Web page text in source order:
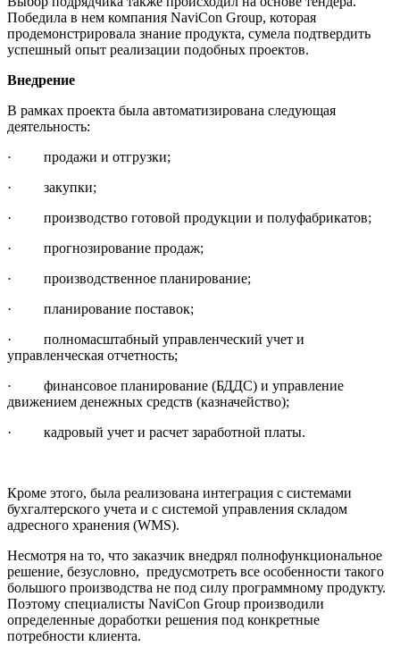
Победила в нем компания NaviCon Group, которая
продемонстрировала знание продукта, сумела подтвердить
успешный опыт реализации подобных проектов.
Внедрение
В рамках проекта была автоматизирована следующая
деятельность:
· продажи и отгрузки;
· закупки;
· производство готовой продукции и полуфабрикатов;
· прогнозирование продаж;
· производственное планирование;
· планирование поставок;
· полномасштабный управленческий учет и
управленческая отчетность;
· финансовое планирование (БДДС) и управление
движением денежных средств (казначейство);
· кадровый учет и расчет заработной платы.
Кроме этого, была реализована интеграция с системами
бухгалтерского учета и с системой управления складом
адресного хранения (WMS).
Несмотря на то, что заказчик внедрял полнофункциональное
решение, безусловно, предусмотреть все особенности такого
большого производства не под силу программному продукту.
Поэтому специалисты NaviCon Group производили
определенные доработки решения под конкретные
потребности клиента.